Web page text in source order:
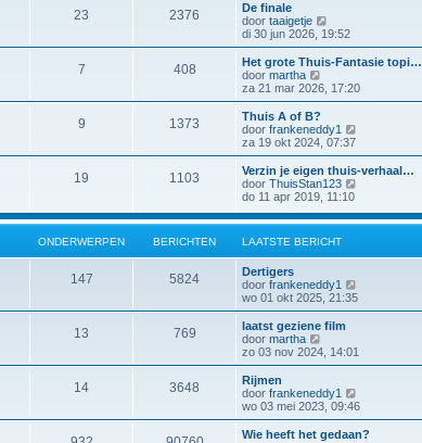
b
e
r
i
h
t
t
s
e
e
r
c
h
t
j
k
a
a
t
s
b
e
r
i
c
h
t
23 2376
De finale
door taaigetje
e
k
i
k
a
t
s
e
b
e
r
i
c
di 30 jun 2026, 19:52
7 408
Het grote Thuis-Fantasie topi…
door martha
e
k
j
k
l
a
t
s
t
e
b
e
i
c
h
t
za 21 mar 2026, 17:20
9 1373
Thuis A of B?
door frankeneddy1
k
a
s
b
e
h
za 19 okt 2024, 07:37
19 1103
Verzin je eigen thuis-verhaal…
door ThuisStan123
i
l
t
s
e
c
h
t
do 11 apr 2019, 11:10
ONDERWERPEN BERICHTEN LAATSTE BERICHT
147 5824
Dertigers
door frankeneddy1
e
k
t
s
e
wo 01 okt 2025, 21:35
13 769
laatst geziene film
door martha
e
k
j
k
zo 03 nov 2024, 14:01
14 3648
Rijmen
door frankeneddy1
e
k
i
wo 03 mei 2023, 09:46
Wie heeft het gedaan?